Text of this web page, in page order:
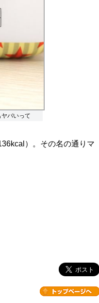
バいって
）。その名の通りマ